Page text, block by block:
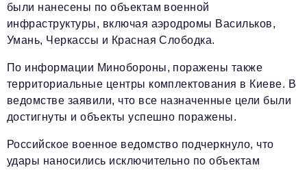
были нанесены по объектам военной
инфраструктуры, включая аэродромы Васильков,
Умань, Черкассы и Красная Слободка.
По информации Минобороны, поражены также
территориальные центры комплектования в Киеве. В
ведомстве заявили, что все назначенные цели были
достигнуты и объекты успешно поражены.
Российское военное ведомство подчеркнуло, что
удары наносились исключительно по объектам